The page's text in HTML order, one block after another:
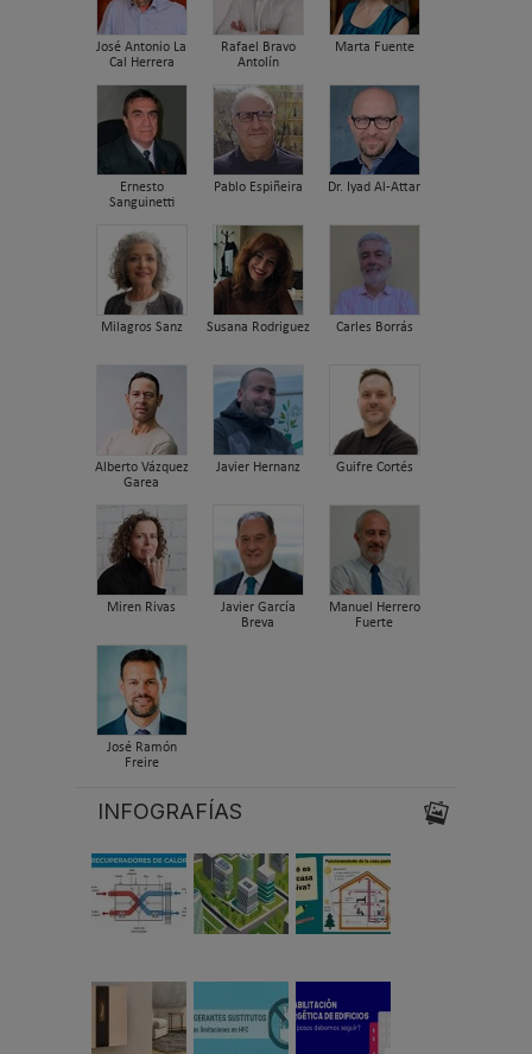
José Antonio La
Cal Herrera
Rafael Bravo
Antolín
Marta Fuente
Ernesto
Sanguinetti
Pablo Espiñeira Dr. Iyad Al-Attar
Milagros Sanz Susana Rodriguez Carles Borrás
Alberto Vázquez
Garea
Javier Hernanz Guifre Cortés
Miren Rivas
Javier García
Breva
Manuel Herrero
Fuerte
José Ramón
Freire
INFOGRAFÍAS